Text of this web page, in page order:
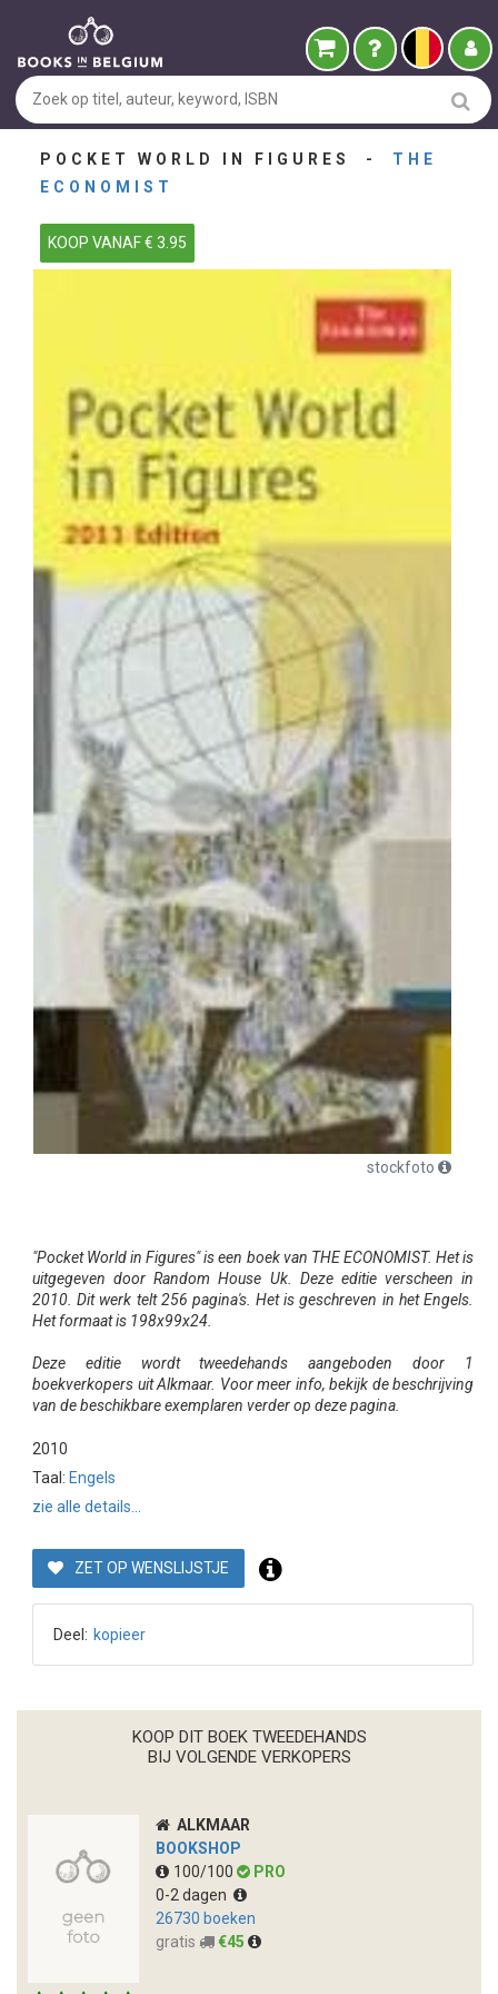
POCKET WORLD IN FIGURES - THE
ECONOMIST
KOOP VANAF € 3.95
stockfoto
"Pocket World in Figures" is een boek van THE ECONOMIST. Het is
uitgegeven door Random House Uk. Deze editie verscheen in
2010. Dit werk telt 256 pagina's. Het is geschreven in het Engels.
Het formaat is 198x99x24.
Deze editie wordt tweedehands aangeboden door 1
boekverkopers uit Alkmaar. Voor meer info, bekijk de beschrijving
van de beschikbare exemplaren verder op deze pagina.
2010
Taal: Engels
zie alle details...
ZET OP WENSLIJSTJE
Deel: kopieer
KOOP DIT BOEK TWEEDEHANDS
BIJ VOLGENDE VERKOPERS
ALKMAAR
BOOKSHOP
100/100
PRO
0-2 dagen
26730 boeken
gratis
€45